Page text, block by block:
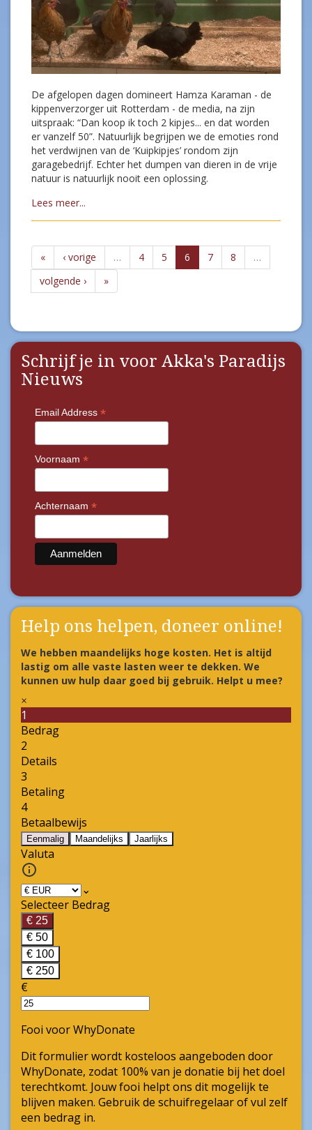
De afgelopen dagen domineert Hamza Karaman - de
kippenverzorger uit Rotterdam - de media, na zijn
uitspraak: “Dan koop ik toch 2 kipjes... en dat worden
er vanzelf 50”. Natuurlijk begrijpen we de emoties rond
het verdwijnen van de ‘Kuipkipjes’ rondom zijn
garagebedrijf. Echter het dumpen van dieren in de vrije
natuur is natuurlijk nooit een oplossing.
Lees meer...
« ‹ vorige … 4 5 6 7 8
…
volgende ›
»
Schrijf je in voor Akka's Paradijs
Nieuws
Email Address *
Voornaam *
Achternaam *
Help ons helpen, doneer online!
We hebben maandelijks hoge kosten. Het is altijd
lastig om alle vaste lasten weer te dekken. We
kunnen uw hulp daar goed bij gebruik. Helpt u mee?